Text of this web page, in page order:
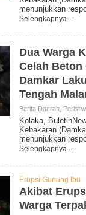
menunjukkan
Selengkapnya
Dua Warga
Celah Beton
Damkar
Tengah
Berita Daerah,
Kolaka,
Kebakaran
menunjukkan
Selengkapnya
Erupsi Gunung Ibu
Akibat
Warga